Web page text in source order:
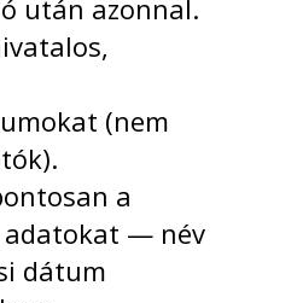
után azonnal.
(nem
a
adatokat — név
dátum